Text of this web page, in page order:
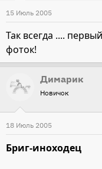
15 Июль 2005
Так всегда ....
фоток!
Димарик
Новичок
18 Июль 2005
Бриг-иноходец